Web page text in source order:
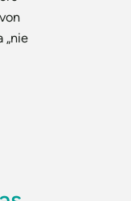
„nie